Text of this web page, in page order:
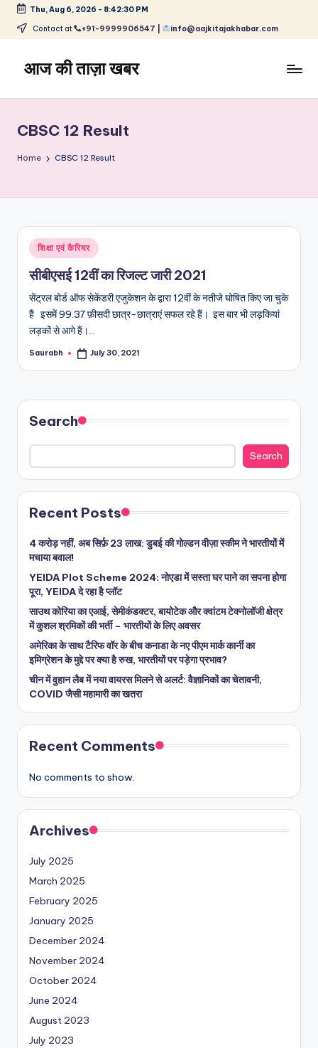
Skip
content
Thu, Aug 6, 2026 - 8:42:30 PM
Contact at +91-9999906547 | info@aajkitajakhabar.com
आज की ताज़ा खबर
ताज़ा
समाचार
–
और
विश्व
CBSC 12 Result
Home CBSC 12 Result
Posted
in
शिक्षा एवं कैरियर
सीबीएसई 12वीं का रिजल्ट जारी 2021
सेंट्रल बोर्ड ऑफ सेकेंडरी एजुकेशन के द्वारा 12वीं के नतीजे घोषित किए जा चुके
हैं इसमें 99.37 फ़ीसदी छात्र-छात्राएं सफल रहे हैं। इस बार भी लड़कियां
लड़कों से आगे हैं।…
Posted
Saurabh July 30, 2021
Search
Search
Recent Posts
4 करोड़ नहीं, अब सिर्फ़ 23 लाख: डुबई की गोल्डन वीज़ा स्कीम ने भारतीयों में
मचाया बवाल!
YEIDA Plot Scheme 2024: नोएडा में सस्ता घर पाने का सपना होगा
पूरा, YEIDA दे रहा है प्लॉट
साउथ कोरिया का एआई, सेमीकंडक्टर, बायोटेक और क्वांटम टेक्नोलॉजी क्षेत्र
में कुशल श्रमिकों की भर्ती – भारतीयों के लिए अवसर
अमेरिका के साथ टैरिफ वॉर के बीच कनाडा के नए पीएम मार्क कार्नी का
इमिग्रेशन के मुद्दे पर क्या है रुख, भारतीयों पर पड़ेगा प्रभाव?
चीन में वुहान लैब में नया वायरस मिलने से अलर्ट: वैज्ञानिकों का चेतावनी,
COVID जैसी महामारी का खतरा
Recent Comments
No comments to show.
Archives
July 2025
March 2025
February 2025
January 2025
December 2024
November 2024
October 2024
June 2024
August 2023
July 2023